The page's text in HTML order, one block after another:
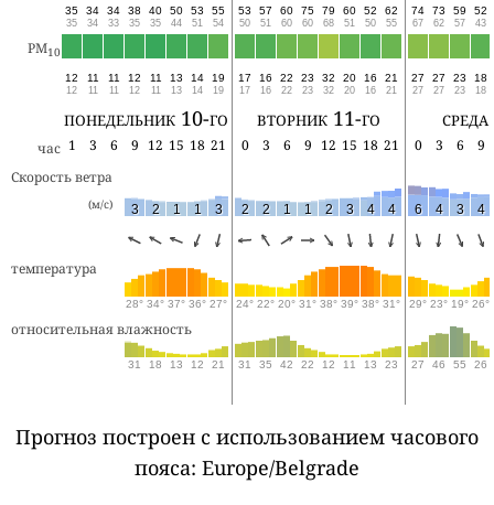
35
35
34
34
34
33
38
35
40
35
50
44
53
51
55
54
53
50
57
51
60
60
75
60
79
68
60
51
52
50
62
55
74
67
73
62
59
57
52
43
PM10
12
12
11
11
11
11
12
12
11
11
13
13
14
14
19
19
17
17
16
16
22
22
23
23
32
32
20
20
16
16
21
21
27
27
27
27
23
23
18
18
понедельник 10-го вторник 11-го
час 1 3 6 9 12 15 18 21 0 3 6 9 12 15 18 21 0 3 6
9
Скорость ветра
(м/с) 3 2 1 1 3 2 2 1 1 2 3 4 4 6 4 3 4
температура
28° 34° 37° 36° 27° 24° 22° 20° 31° 38° 39° 38° 31° 29° 23° 19° 26°
относительная влажность
31 18 13 12 21 31 35 42 22 12 11 13 23 27 46 55 26
Прогноз построен с использованием часового
пояса: Europe/Belgrade